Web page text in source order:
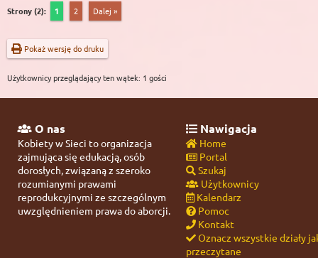
Strony (2): 1 2 Dalej »
Pokaż wersję do druku
Użytkownicy przeglądający ten wątek: 1 gości
O nas
Kobiety w Sieci to organizacja
zajmująca się edukacją, osób
dorosłych, związaną z szeroko
rozumianymi prawami
reprodukcyjnymi ze szczególnym
uwzględnieniem prawa do aborcji.
Nawigacja
Home
Portal
Szukaj
Użytkownicy
Kalendarz
Pomoc
Kontakt
Oznacz wszystkie działy
przeczytane